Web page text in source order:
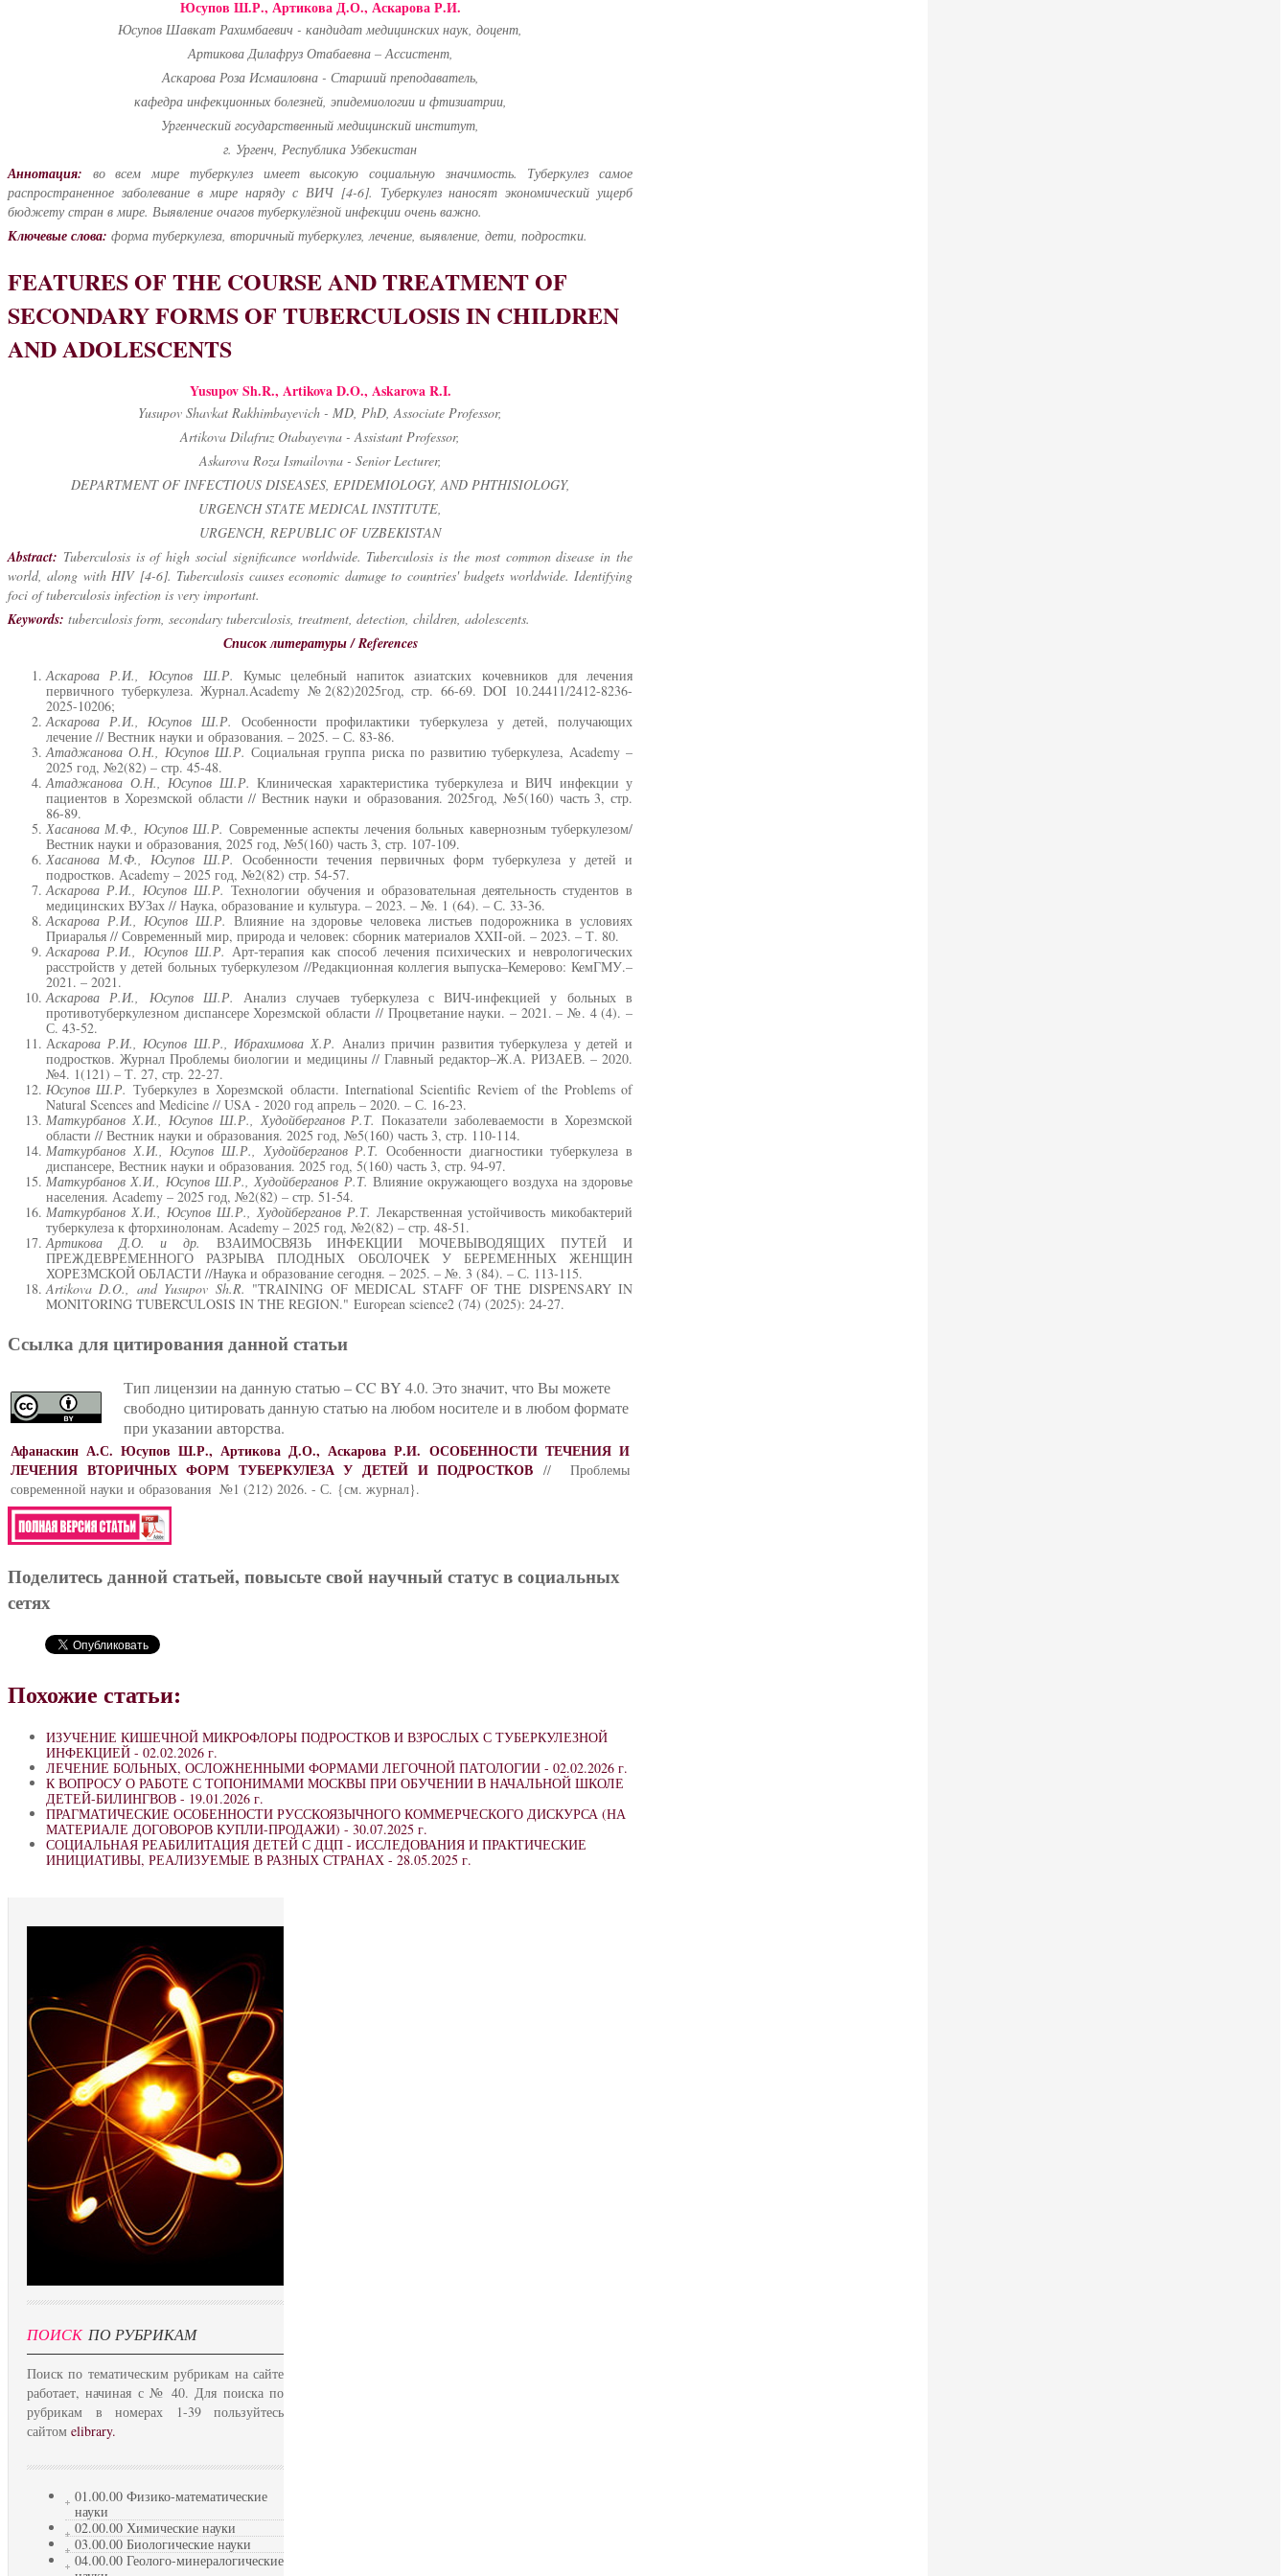
Юсупов Ш.Р., Артикова Д.О., Аскарова Р.И.
Юсупов Шавкат Рахимбаевич - кандидат медицинских наук, доцент,
Артикова Дилафруз Отабаевна – Ассистент,
Аскарова Роза Исмаиловна - Старший преподаватель,
кафедра инфекционных болезней, эпидемиологии и фтизиатрии,
Ургенческий государственный медицинский институт,
г. Ургенч, Республика Узбекистан
Аннотация: во всем мире туберкулез имеет высокую социальную значимость. Туберкулез самое
распространенное заболевание в мире наряду с ВИЧ [4-6]. Туберкулез наносят экономический ущерб
бюджету стран в мире. Выявление очагов туберкулёзной инфекции очень важно.
Ключевые слова: форма туберкулеза, вторичный туберкулез, лечение, выявление, дети, подростки.
FEATURES OF THE COURSE AND TREATMENT OF
SECONDARY FORMS OF TUBERCULOSIS IN CHILDREN
AND ADOLESCENTS
Yusupov Sh.R., Artikova D.O., Askarova R.I.
Yusupov Shavkat Rakhimbayevich - MD, PhD, Associate Professor,
Artikova Dilafruz Otabayevna - Assistant Professor,
Askarova Roza Ismailovna - Senior Lecturer,
DEPARTMENT OF INFECTIOUS DISEASES, EPIDEMIOLOGY, AND PHTHISIOLOGY,
URGENCH STATE MEDICAL INSTITUTE,
URGENCH, REPUBLIC OF UZBEKISTAN
Abstract: Tuberculosis is of high social significance worldwide. Tuberculosis is the most common disease in the
world, along with HIV [4-6]. Tuberculosis causes economic damage to countries' budgets worldwide. Identifying
foci of tuberculosis infection is very important.
Keywords: tuberculosis form, secondary tuberculosis, treatment, detection, children, adolescents.
Список литературы / References
Аскарова Р.И., Юсупов Ш.Р. Кумыс целебный напиток азиатских кочевников для лечения
первичного туберкулеза. Журнал.Academy №2(82)2025год, стр. 66-69. DOI 10.24411/2412-8236-
2025-10206;
Аскарова Р.И., Юсупов Ш.Р.
Особенности профилактики туберкулеза у детей, получающих
лечение // Вестник науки и образования. – 2025. – С. 83-86.
Атаджанова О.Н., Юсупов Ш.Р. Социальная группа риска по развитию туберкулеза, Аcademy –
2025 год, №2(82) – стр. 45-48.
Атаджанова О.Н., Юсупов Ш.Р. Клиническая характеристика туберкулеза и ВИЧ инфекции у
пациентов в Хорезмской области // Вестник науки и образования. 2025год, №5(160) часть 3, стр.
86-89.
Хасанова М.Ф., Юсупов Ш.Р. Современные аспекты лечения больных кавернозным туберкулезом/
Вестник науки и образования, 2025 год, №5(160) часть 3, стр. 107-109.
Хасанова М.Ф., Юсупов Ш.Р. Особенности течения первичных форм туберкулеза у детей и
подростков. Аcademy – 2025 год, №2(82) стр. 54-57.
Аскарова Р.И., Юсупов Ш.Р.Технологии обучения и образовательная деятельность студентов в
медицинских ВУЗах // Наука, образование и культура. – 2023. – №. 1 (64). – С. 33-36.
Аскарова Р.И., Юсупов Ш.Р. Влияние на здоровье человека листьев подорожника в условиях
Приаралья // Современный мир, природа и человек: сборник материалов XXII-ой. – 2023. – Т. 80.
Аскарова Р.И., Юсупов Ш.Р. Арт-терапия как способ лечения психических и неврологических
расстройств у детей больных туберкулезом //Редакционная коллегия выпуска–Кемерово: КемГМУ.–
2021. – 2021.
Аскарова Р.И., Юсупов Ш.Р. Анализ случаев туберкулеза с ВИЧ-инфекцией у больных в
противотуберкулезном диспансере Хорезмской области // Процветание науки. – 2021. – №. 4 (4). –
С. 43-52.
Аскарова Р.И., Юсупов Ш.Р., Ибрахимова Х.Р. Анализ причин развития туберкулеза у детей и
подростков. Журнал Проблемы биологии и медицины // Главный редактор–Ж.А. РИЗАЕВ. – 2020.
№4. 1(121) – Т. 27, стр. 22-27.
Юсупов Ш.Р. Туберкулез в Хорезмской области. International Scientific Reviem of the Problems of
Natural Scences and Medicine // USA - 2020 год апрель – 2020. – С. 16-23.
Маткурбанов Х.И., Юсупов Ш.Р., Худойберганов Р.Т. Показатели заболеваемости в Хорезмской
области // Вестник науки и образования. 2025 год, №5(160) часть 3, стр. 110-114.
Маткурбанов Х.И., Юсупов Ш.Р., Худойберганов Р.Т. Особенности диагностики туберкулеза в
диспансере, Вестник науки и образования. 2025 год, 5(160) часть 3, стр. 94-97.
Маткурбанов Х.И., Юсупов Ш.Р., Худойберганов Р.Т. Влияние окружающего воздуха на здоровье
населения. Аcademy – 2025 год, №2(82) – стр. 51-54.
Маткурбанов Х.И., Юсупов Ш.Р., Худойберганов Р.Т. Лекарственная устойчивость микобактерий
туберкулеза к фторхинолонам. Аcademy – 2025 год, №2(82) – стр. 48-51.
Артикова Д.О. и др. ВЗАИМОСВЯЗЬ ИНФЕКЦИИ МОЧЕВЫВОДЯЩИХ ПУТЕЙ И
ПРЕЖДЕВРЕМЕННОГО РАЗРЫВА ПЛОДНЫХ ОБОЛОЧЕК У БЕРЕМЕННЫХ ЖЕНЩИН
ХОРЕЗМСКОЙ ОБЛАСТИ //Наука и образование сегодня. – 2025. – №. 3 (84). – С. 113-115.
Artikova D.O., and Yusupov Sh.R. "TRAINING OF MEDICAL STAFF OF THE DISPENSARY IN
MONITORING TUBERCULOSIS IN THE REGION." European science2 (74) (2025): 24-27.
Ссылка для цитирования данной статьи
Тип лицензии на данную статью – CC BY 4.0. Это значит, что Вы можете
свободно цитировать данную статью на любом носителе и в любом формате
при указании авторства.
Афанаскин А.С. Юсупов Ш.Р., Артикова Д.О., Аскарова Р.И. ОСОБЕННОСТИ ТЕЧЕНИЯ И
ЛЕЧЕНИЯ ВТОРИЧНЫХ ФОРМ ТУБЕРКУЛЕЗА У ДЕТЕЙ И ПОДРОСТКОВ // Проблемы
современной науки и образования №1 (212) 2026. - С. {см. журнал}.
Поделитесь данной статьей, повысьте свой научный статус в социальных
сетях
Похожие статьи:
ИЗУЧЕНИЕ КИШЕЧНОЙ МИКРОФЛОРЫ ПОДРОСТКОВ И ВЗРОСЛЫХ С ТУБЕРКУЛЕЗНОЙ
ИНФЕКЦИЕЙ - 02.02.2026 г.
ЛЕЧЕНИЕ БОЛЬНЫХ, ОСЛОЖНЕННЫМИ ФОРМАМИ ЛЕГОЧНОЙ ПАТОЛОГИИ - 02.02.2026 г.
К ВОПРОСУ О РАБОТЕ С ТОПОНИМАМИ МОСКВЫ ПРИ ОБУЧЕНИИ В НАЧАЛЬНОЙ ШКОЛЕ
ДЕТЕЙ-БИЛИНГВОВ - 19.01.2026 г.
ПРАГМАТИЧЕСКИЕ ОСОБЕННОСТИ РУССКОЯЗЫЧНОГО КОММЕРЧЕСКОГО ДИСКУРСА (НА
МАТЕРИАЛЕ ДОГОВОРОВ КУПЛИ-ПРОДАЖИ) - 30.07.2025 г.
СОЦИАЛЬНАЯ РЕАБИЛИТАЦИЯ ДЕТЕЙ С ДЦП - ИССЛЕДОВАНИЯ И ПРАКТИЧЕСКИЕ
ИНИЦИАТИВЫ, РЕАЛИЗУЕМЫЕ В РАЗНЫХ СТРАНАХ - 28.05.2025 г.
ПОИСК ПО РУБРИКАМ
Поиск по тематическим рубрикам на сайте
работает, начиная с № 40. Для поиска по
рубрикам в номерах 1-39 пользуйтесь
сайтом elibrary.
01.00.00 Физико-математические
науки
02.00.00 Химические науки
03.00.00 Биологические науки
04.00.00 Геолого-минералогические